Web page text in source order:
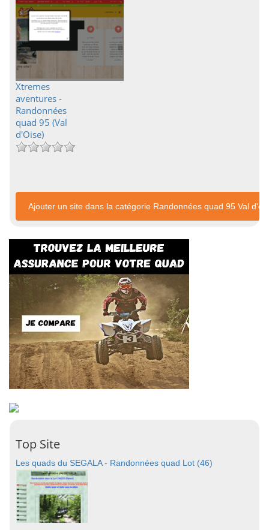
Xtremes
aventures -
Randonnées
quad 95 (Val
d'Oise)
Ajouter un site dans la catégorie Randonnées quad 95 Val
Top Site
Les quads du SEGALA - Randonnées quad Lot (46)